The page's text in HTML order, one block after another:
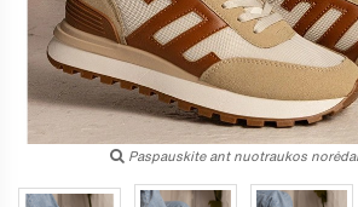
Paspauskite ant nuotraukos